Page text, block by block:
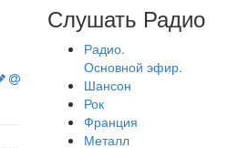
Слушать Радио
Радио.
Основной эфир.
Шансон
Рок
Франция
Металл